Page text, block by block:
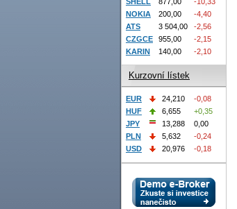
NOKIA
200,00
-4,40
ATS
3 504,00
-2,56
CZGCE
955,00
-2,15
KARIN
140,00 -2,10
Kurzovní lístek
EUR 24,210
-0,08
HUF
6,655
+0,35
JPY
13,288
0,00
PLN
5,632
-0,24
USD
20,976 -0,18